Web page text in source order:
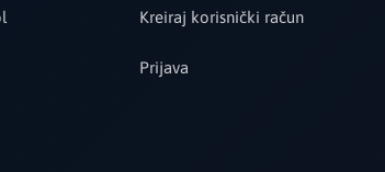
Kreiraj korisnički račun
Prijava